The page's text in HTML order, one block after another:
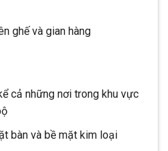
ghế và gian hàng
cả những nơi trong khu vực
bàn và bề mặt kim loại